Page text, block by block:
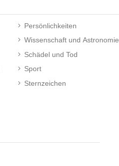
Persönlichkeiten
Wissenschaft und Astronomie
Schädel und Tod
Sport
Sternzeichen